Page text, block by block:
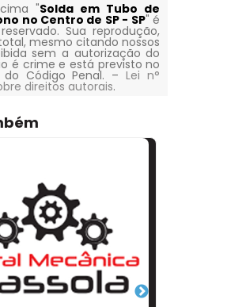
"Solda em Tubo de
no Centro de SP - SP" é
Sua reprodução,
mesmo citando nossos
sem a autorização do
é crime e está previsto no
do Código Penal. –Lei n°
direitos autorais.